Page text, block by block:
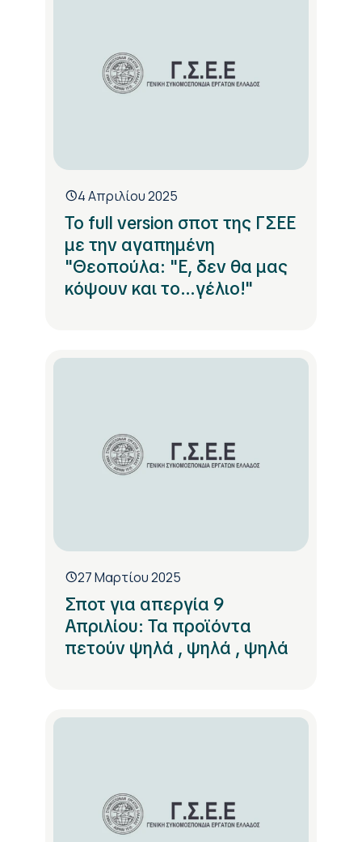
4 Απριλίου 2025
Το full version σποτ της ΓΣΕΕ
με την αγαπημένη
"Θεοπούλα: "Ε, δεν θα μας
κόψουν και το...γέλιο!"
27 Μαρτίου 2025
Σποτ για απεργία 9
Απριλίου: Τα προϊόντα
πετούν ψηλά , ψηλά , ψηλά